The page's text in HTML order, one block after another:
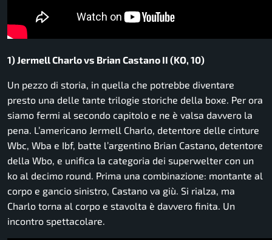
1) Jermell Charlo vs Brian Castano II (KO, 10)
Un pezzo di storia, in quella che potrebbe diventare
presto una delle tante trilogie storiche della boxe. Per ora
siamo fermi al secondo capitolo e ne è valsa davvero la
pena. L’americano Jermell Charlo, detentore delle cinture
Wbc, Wba e Ibf, batte l’argentino Brian Castano, detentore
della Wbo, e unifica la categoria dei superwelter con un
ko al decimo round. Prima una combinazione: montante al
corpo e gancio sinistro, Castano va giù. Si rialza, ma
Charlo torna al corpo e stavolta è davvero finita. Un
incontro spettacolare.